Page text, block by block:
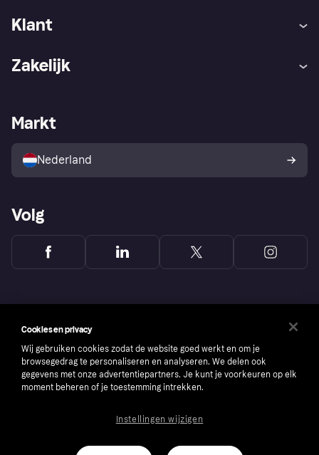
Klant
Winkeloverzicht
Kopersbescherming voor
consumenten
Zakelijk
Zakelijke login
Markt
Nederland
Volg
number: 556737-0431
Cookies en privacy
Wij gebruiken cookies zodat de website goed werkt en om je
browsegedrag te personaliseren en analyseren. We delen ook
gegevens met onze advertentiepartners. Je kunt je voorkeuren op elk
moment beheren of je toestemming intrekken.
Instellingen wijzigen